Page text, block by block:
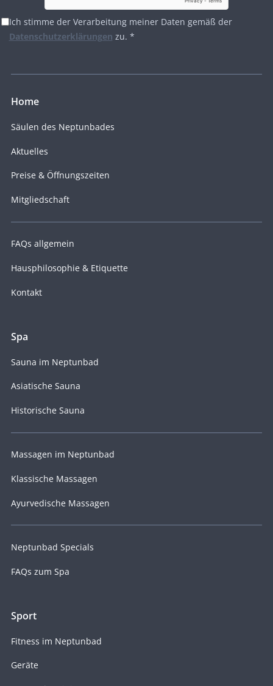
Ich stimme der Verarbeitung meiner Daten gemäß der
Datenschutzerklärungen zu. *
Home
Säulen des Neptunbades
Aktuelles
Preise & Öffnungszeiten
Mitgliedschaft
FAQs allgemein
Hausphilosophie & Etiquette
Kontakt
Spa
Sauna im Neptunbad
Asiatische Sauna
Historische Sauna
Massagen im Neptunbad
Klassische Massagen
Ayurvedische Massagen
Neptunbad Specials
FAQs zum Spa
Sport
Fitness im Neptunbad
Geräte